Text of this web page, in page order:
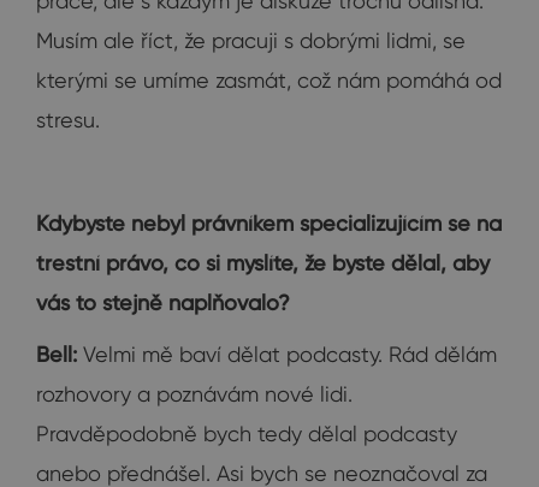
Musím ale říct, že pracuji s dobrými lidmi, se
kterými se umíme zasmát, což nám pomáhá od
stresu.
Kdybyste nebyl právníkem specializujícím se na
trestní právo, co si myslíte, že byste dělal, aby
vás to stejně naplňovalo?
Bell: Velmi mě baví dělat podcasty. Rád dělám
rozhovory a poznávám nové lidi.
Pravděpodobně bych tedy dělal podcasty
anebo přednášel. Asi bych se neoznačoval za